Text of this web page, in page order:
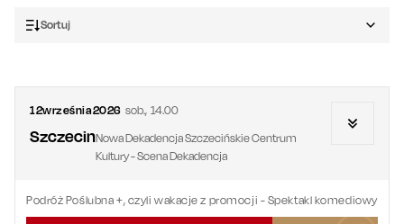
Sortuj
12września2026 sob., 14.00
SzczecinNowa Dekadencja Szczecińskie Centrum
Kultury - Scena Dekadencja
Podróż Poślubna +, czyli wakacje z promocji - Spektakl komediowy